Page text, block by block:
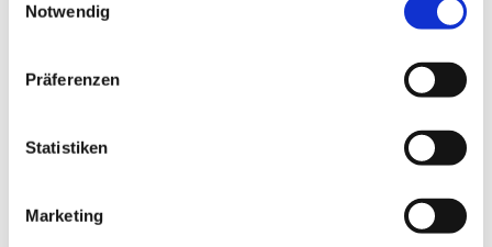
Notwendig
Präferenzen
Statistiken
Marketing